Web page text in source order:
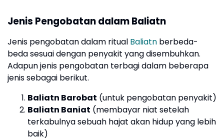
Jenis Pengobatan dalam Baliatn
Jenis pengobatan dalam ritual Baliatn berbeda-
beda sesuai dengan penyakit yang disembuhkan.
Adapun jenis pengobatan terbagi dalam beberapa
jenis sebagai berikut.
Baliatn Barobat (untuk pengobatan penyakit)
Baliatn Baniat (membayar niat setelah
terkabulnya sebuah hajat akan hidup yang lebih
baik)